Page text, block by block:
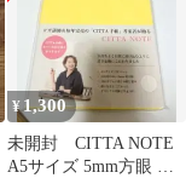
¥ 1,300
未開封 CITTA NOTE
A5サイズ 5mm方眼 イ